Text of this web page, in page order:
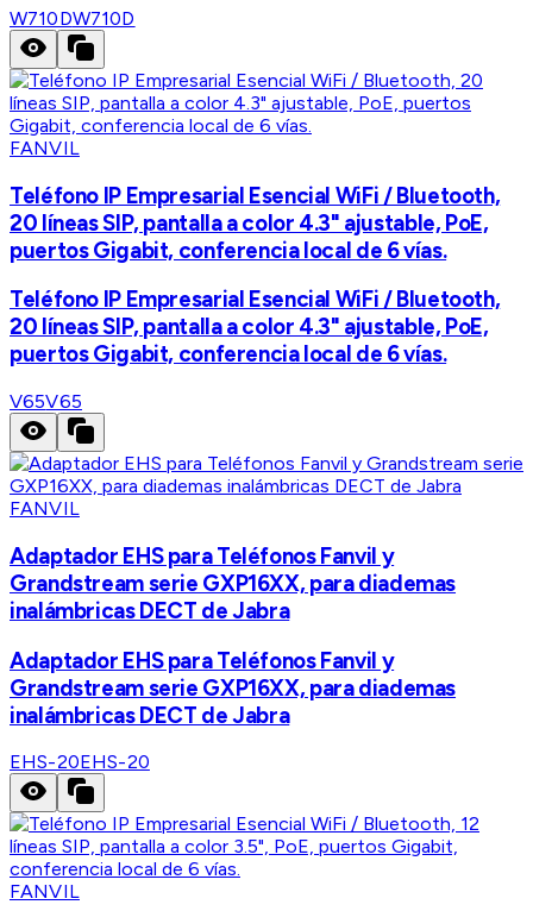
W710DW710D
FANVIL
Teléfono IP Empresarial Esencial WiFi / Bluetooth,
20 líneas SIP, pantalla a color 4.3" ajustable, PoE,
puertos Gigabit, conferencia local de 6 vías.
Teléfono IP Empresarial Esencial WiFi / Bluetooth,
20 líneas SIP, pantalla a color 4.3" ajustable, PoE,
puertos Gigabit, conferencia local de 6 vías.
V65V65
FANVIL
Adaptador EHS para Teléfonos Fanvil y
Grandstream serie GXP16XX, para diademas
inalámbricas DECT de Jabra
Adaptador EHS para Teléfonos Fanvil y
Grandstream serie GXP16XX, para diademas
inalámbricas DECT de Jabra
EHS-20EHS-20
FANVIL